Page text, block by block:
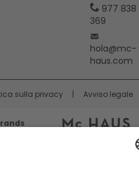
977 838
369
hola@mc-
haus.com
sulla privacy Avviso legale